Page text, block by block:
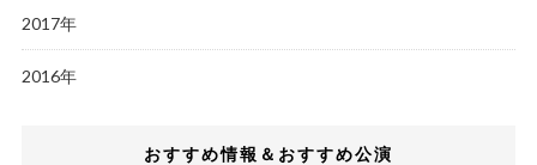
2017年
2016年
おすすめ情報＆おすすめ公演